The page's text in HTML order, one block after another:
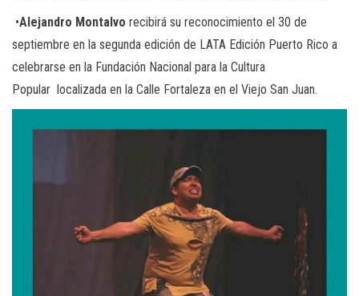
•Alejandro Montalvo recibirá su reconocimiento el 30 de
septiembre en la segunda edición de LATA Edición Puerto Rico a
celebrarse en la Fundación Nacional para la Cultura
Popular localizada en la Calle Fortaleza en el Viejo San Juan.